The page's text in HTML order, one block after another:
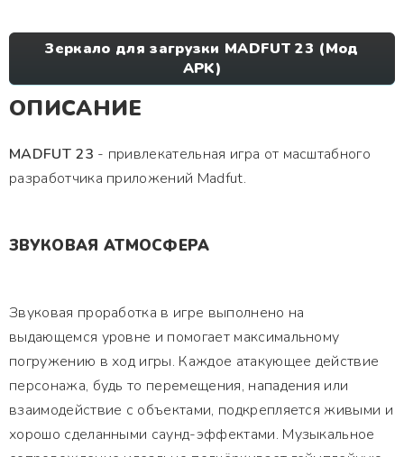
Зеркало для загрузки MADFUT 23 (Мод
APK)
ОПИСАНИЕ
MADFUT 23 - привлекательная игра от масштабного
разработчика приложений Madfut.
ЗВУКОВАЯ АТМОСФЕРА
Звуковая проработка в игре выполнено на
выдающемся уровне и помогает максимальному
погружению в ход игры. Каждое атакующее действие
персонажа, будь то перемещения, нападения или
взаимодействие с объектами, подкрепляется живыми и
хорошо сделанными саунд-эффектами. Музыкальное